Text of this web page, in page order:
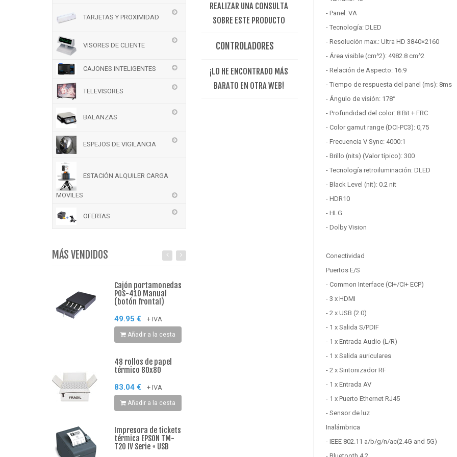
REALIZAR UNA CONSULTA
SOBRE ESTE PRODUCTO
CONTROLADORES
¡LO HE ENCONTRADO MÁS
BARATO EN OTRA WEB!
- Panel: VA
- Tecnología: DLED
- Resolución max.: Ultra HD 3840×2160
- Área visible (cm^2): 4982.8 cm^2
- Relación de Aspecto: 16:9
- Tiempo de respuesta del panel (ms): 8ms
- Ángulo de visión: 178°
- Profundidad del color: 8 Bit + FRC
- Color gamut range (DCI-PC3): 0,75
- Frecuencia V Sync: 4000:1
- Brillo (nits) (Valor típico): 300
- Tecnología retroiluminación: DLED
- Black Level (nit): 0.2 nit
- HDR10
- HLG
- Dolby Vision
Conectividad
Puertos E/S
- Common Interface (CI+/CI+ ECP)
- 3 x HDMI
- 2 x USB (2.0)
- 1 x Salida S/PDIF
- 1 x Entrada Audio (L/R)
- 1 x Salida auriculares
- 2 x Sintonizador RF
- 1 x Entrada AV
- 1 x Puerto Ethernet RJ45
- Sensor de luz
Inalámbrica
- IEEE 802.11 a/b/g/n/ac(2.4G and 5G)
TARJETAS Y PROXIMIDAD
VISORES DE CLIENTE
CAJONES INTELIGENTES
TELEVISORES
BALANZAS
ESPEJOS DE VIGILANCIA
ESTACIÓN ALQUILER CARGA
MOVILES
OFERTAS
MÁS VENDIDOS
Cajón portamonedas
POS-410 Manual
(botón frontal)
49.95 € + IVA
Añadir a la cesta
48 rollos de papel
térmico 80x80
83.04 € + IVA
Añadir a la cesta
Impresora de tickets
térmica EPSON TM-
T20 IV Serie + USB
SCHNEIDER 55SC691K